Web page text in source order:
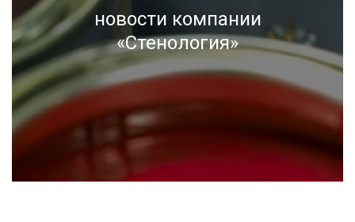
новости компании
«Стенология»